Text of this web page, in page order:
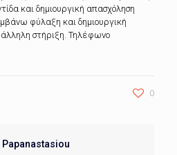
και δημιουργική απασχόληση
φύλαξη και δημιουργική
στήριξη. Τηλέφωνο
0
Papanastasiou